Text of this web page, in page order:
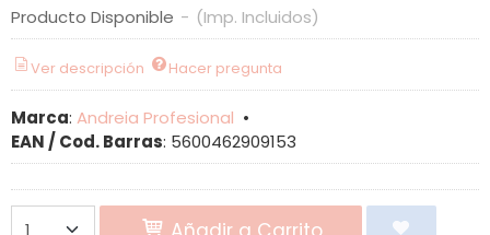
Producto Disponible - (Imp. Incluidos)
Ver descripción Hacer pregunta
Marca: Andreia Profesional •
EAN / Cod. Barras: 5600462909153